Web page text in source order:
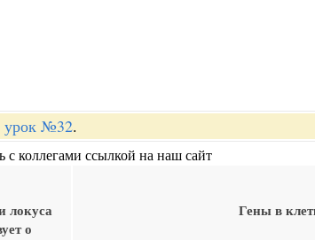
урок №32.
с коллегами ссылкой на наш сайт
локуса
о
Гены в